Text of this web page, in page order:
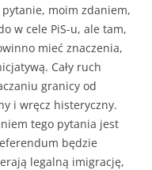
moim zdaniem,
w cele PiS-u, ale tam,
mieć znaczenia,
Cały ruch
granicy od
i wręcz histeryczny.
tego pytania jest
będzie
legalną imigrację,